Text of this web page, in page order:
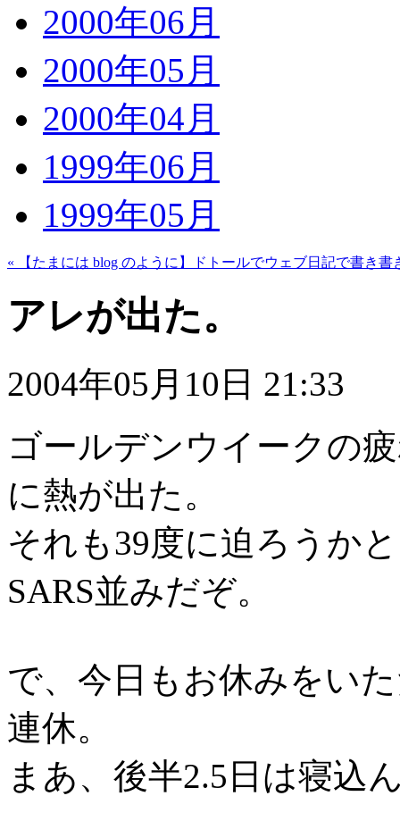
2000年06月
2000年05月
2000年04月
1999年06月
1999年05月
« 【たまには blog のように】ドトールでウェブ日記で書き書
アレが出た。
2004年05月10日 21:33
ゴールデンウイークの
に熱が出た。
それも39度に迫ろうか
SARS並みだぞ。
で、今日もお休みをい
連休。
まあ、後半2.5日は寝込